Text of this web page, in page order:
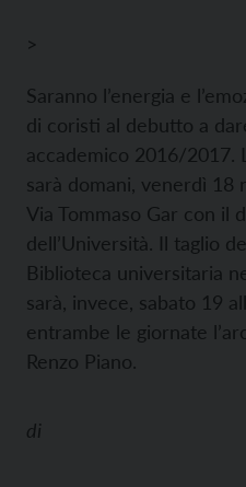
>
Saranno l’energia e
di coristi al debutto a
accademico 2016/2017.
sarà domani, venerdì 18
Via Tommaso Gar con il
dell’Università. Il taglio
Biblioteca universitaria
sarà, invece, sabato 19
entrambe le giornate
Renzo Piano.
di